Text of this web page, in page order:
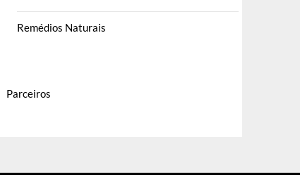
Remédios Naturais
Parceiros